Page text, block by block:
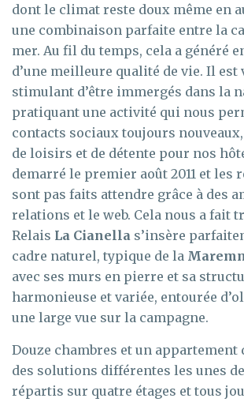
dont le climat reste doux même en
une combinaison parfaite entre la
mer. Au fil du temps, cela a généré
d’une meilleure qualité de vie. Il
stimulant d’être immergés dans la
pratiquant une activité qui nous
contacts sociaux toujours
de loisirs et de détente pour nos
demarré le premier août 2011 et les
sont pas faits attendre grâce à des
relations et le web. Cela nous a fait
Relais La Cianella s’insère
cadre naturel, typique de la
avec ses murs en pierre et sa
harmonieuse et variée, entourée
une large vue sur la campagne.
Douze chambres et un appartement
des solutions différentes les unes
répartis sur quatre étages et tous